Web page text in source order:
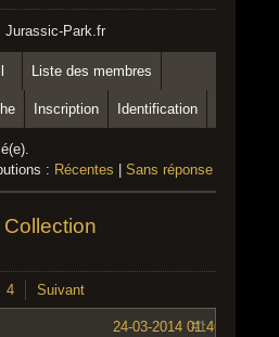
Jurassic-Park.fr
Liste des membres
Inscription Identification
: Récentes Sans réponse
Collection
4 Suivant
#1
24-03-2014 01:46:46